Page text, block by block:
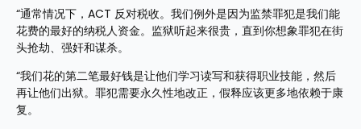
“通常情况下，ACT 反对税收。我们例外是因为监禁罪犯是我们能
花费的最好的纳税人资金。监狱听起来很贵，直到你想象罪犯在街
头抢劫、强奸和谋杀。
“我们花的第二笔最好钱是让他们学习读写和获得职业技能，然后
再让他们出狱。罪犯需要永久性地改正，假释应该更多地依赖于康
复。